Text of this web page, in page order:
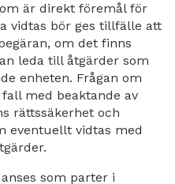
är direkt föremål för
vidtas bör ges tillfälle att
om det finns
leda till åtgärder som
enheten. Frågan om
med beaktande av
rättssäkerhet och
eventuellt vidtas med
som parter i